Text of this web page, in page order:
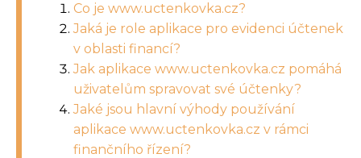
Co je www.uctenkovka.cz?
Jaká je role aplikace pro evidenci účtenek
v oblasti financí?
Jak aplikace www.uctenkovka.cz pomáhá
uživatelům spravovat své účtenky?
Jaké jsou hlavní výhody používání
aplikace www.uctenkovka.cz v rámci
finančního řízení?